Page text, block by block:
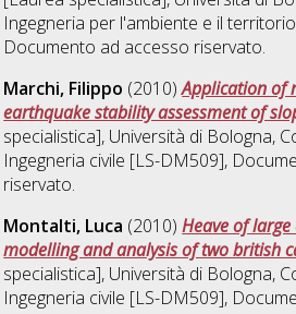
Ingegneria per l'ambiente e il
Documento ad accesso riservato.
Marchi, Filippo (2010)Application of
earthquake stability assessment of
specialistica], Università di Bologna,
Ingegneria civile [LS-DM509],
riservato.
Montalti, Luca (2010)Heave of
modelling and analysis of two british
specialistica], Università di Bologna,
Ingegneria civile [LS-DM509],